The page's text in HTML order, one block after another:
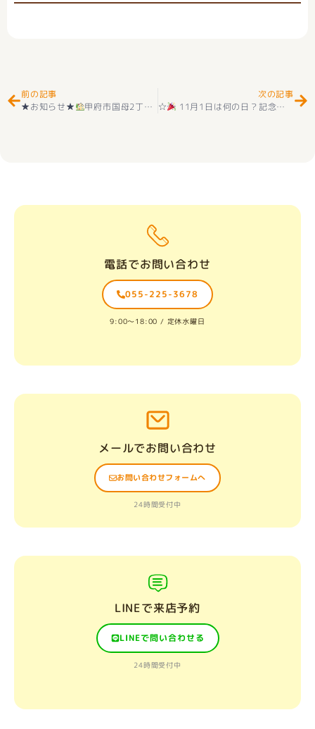
前の記事
★お知らせ★
甲府市国母2丁目 新築建売住宅 好評販売中！
次の記事
☆
11月1日は何の日？記念日まとめ＆由来紹介☆
電話でお問い合わせ
055-225-3678
9:00〜18:00 / 定休水曜日
メールでお問い合わせ
お問い合わせフォームへ
24時間受付中
LINEで来店予約
LINEで問い合わせる
24時間受付中